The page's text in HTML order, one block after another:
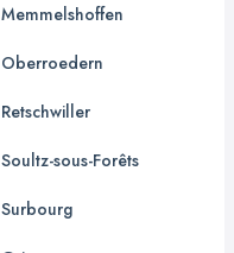
Memmelshoffen
Oberroedern
Retschwiller
Soultz-sous-Forêts
Surbourg